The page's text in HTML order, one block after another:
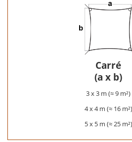
Carré
(a x b)
3 x 3 m (≈ 9 m²)
4 x 4 m (≈ 16 m²)
5 x 5 m (≈ 25 m²)